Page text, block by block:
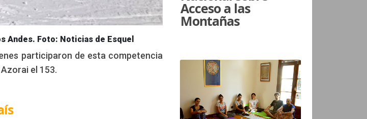
Andes. Foto: Noticias de Esquel
participaron de esta competencia
el 153.
Acceso a las
Montañas